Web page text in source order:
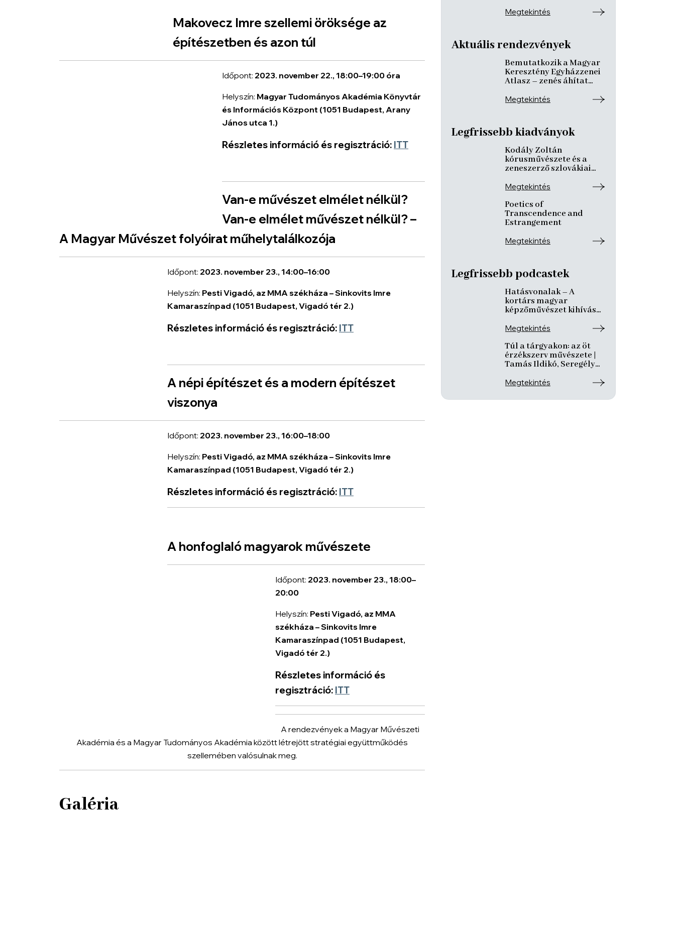
Makovecz Imre szellemi öröksége az
építészetben és azon túl
Időpont: 2023. november 22., 18:00–19:00 óra
Helyszín: Magyar Tudományos Akadémia Könyvtár
és Információs Központ (1051 Budapest, Arany
János utca 1.)
Részletes információ és regisztráció: ITT
Van-e művészet elmélet nélkül?
Van-e elmélet művészet nélkül? –
A Magyar Művészet folyóirat műhelytalálkozója
Időpont: 2023. november 23., 14:00–16:00
Helyszín: Pesti Vigadó, az MMA székháza – Sinkovits Imre
Kamaraszínpad (1051 Budapest, Vigadó tér 2.)
Részletes információ és regisztráció: ITT
A népi építészet és a modern építészet
viszonya
Időpont: 2023. november 23., 16:00–18:00
Helyszín: Pesti Vigadó, az MMA székháza – Sinkovits Imre
Kamaraszínpad (1051 Budapest, Vigadó tér 2.)
Részletes információ és regisztráció: ITT
A honfoglaló magyarok művészete
Időpont: 2023. november 23., 18:00–
20:00
Helyszín: Pesti Vigadó, az MMA
székháza – Sinkovits Imre
Kamaraszínpad (1051 Budapest,
Vigadó tér 2.)
Részletes információ és
regisztráció: ITT
A rendezvények a Magyar Művészeti
Akadémia és a Magyar Tudományos Akadémia között létrejött stratégiai együttműködés
szellemében valósulnak meg.
Galéria
Megtekintés
Aktuális rendezvények
Bemutatkozik a Magyar
Keresztény Egyházzenei
Atlasz – zenés áhítat
előadásokkal
Megtekintés
Legfrissebb kiadványok
Kodály Zoltán
kórusművészete és a
zeneszerző szlovákiai
Megtekintés
Poetics of
Transcendence and
Estrangement
Megtekintés
Legfrissebb podcastek
Hatásvonalak – A
kortárs magyar
képzőművészet kihívásai
László Koppány, Reining
Megtekintés
Túl a tárgyakon: az öt
érzékszerv művészete |
Tamás Ildikó, Seregély
Megtekintés